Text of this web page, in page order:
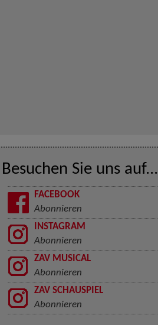
Besuchen Sie uns auf...
FACEBOOK
Abonnieren
INSTAGRAM
Abonnieren
ZAV MUSICAL
Abonnieren
ZAV SCHAUSPIEL
Abonnieren